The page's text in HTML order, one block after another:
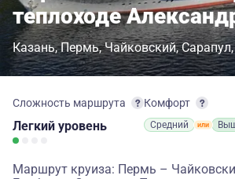
теплоходе
Казань Пермь Чайковский Сарапул
Сложность маршрута
Легкий уровень
Комфорт
Средний
Маршрут круиза: Пермь –